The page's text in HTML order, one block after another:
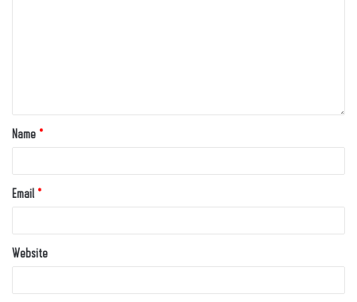
Name *
Email *
Website